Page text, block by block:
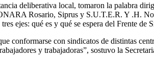
deliberativa local, tomaron la palabra
Rosario, Siprus y S.U.T.E.R. Y .H.
ejes: qué es y qué se espera del Frente
conformarse con sindicatos de distintas
y trabajadoras”, sostuvo la